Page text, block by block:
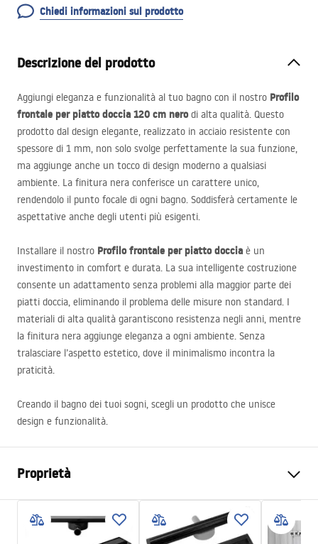
Chiedi informazioni sul prodotto
Descrizione del prodotto
Aggiungi eleganza e funzionalità al tuo bagno con il nostro Profilo
frontale per piatto doccia 120 cm nerodi alta qualità. Questo
prodotto dal design elegante, realizzato in acciaio resistente con
spessore di 1 mm, non solo svolge perfettamente la sua funzione,
ma aggiunge anche un tocco di design moderno a qualsiasi
ambiente. La finitura nera conferisce un carattere unico,
rendendolo il punto focale di ogni bagno. Soddisferà certamente le
aspettative anche degli utenti più esigenti.
Installare il nostro Profilo frontale per piatto doccia è un
investimento in comfort e durata. La sua intelligente costruzione
consente un adattamento senza problemi alla maggior parte dei
piatti doccia, eliminando il problema delle misure non standard. I
materiali di alta qualità garantiscono resistenza negli anni, mentre
la finitura nera aggiunge eleganza a ogni ambiente. Senza
tralasciare l’aspetto estetico, dove il minimalismo incontra la
praticità.
Creando il bagno dei tuoi sogni, scegli un prodotto che unisce
design e funzionalità.
Proprietà
Listello frontale
Nero